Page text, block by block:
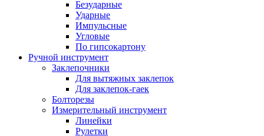
Безударные
Ударные
Импульсные
Угловые
По гипсокартону
Ручной инструмент
Заклепочники
Для вытяжных заклепок
Для заклепок-гаек
Болторезы
Измерительный инструмент
Линейки
Рулетки